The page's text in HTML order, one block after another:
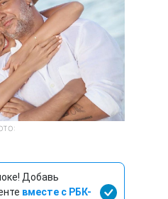
Добавь
вместе с РБК-